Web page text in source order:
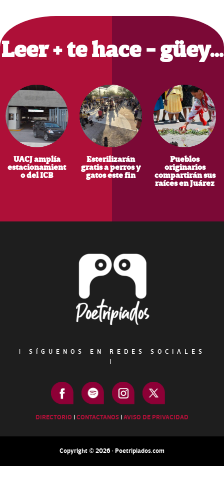
Primary
Sidebar
Leer + te hace - güey…
UACJ amplía
estacionamient
o del ICB
Esterilizarán
gratis a perros y
gatos este fin
Pueblos
originarios
compartirán sus
raíces en Juárez
|
SÍGUENOS EN REDES SOCIALES
|
DIRECTORIO |CONTACTANOS |AVISO DE PRIVACIDAD
Copyright © 2026 · Poetripiados.com